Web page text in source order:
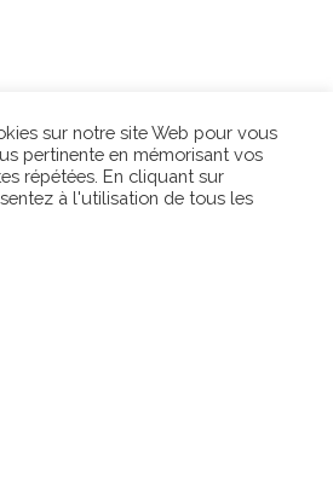
sur notre site Web pour vous
pertinente en mémorisant vos
répétées. En cliquant sur
à l'utilisation de tous les